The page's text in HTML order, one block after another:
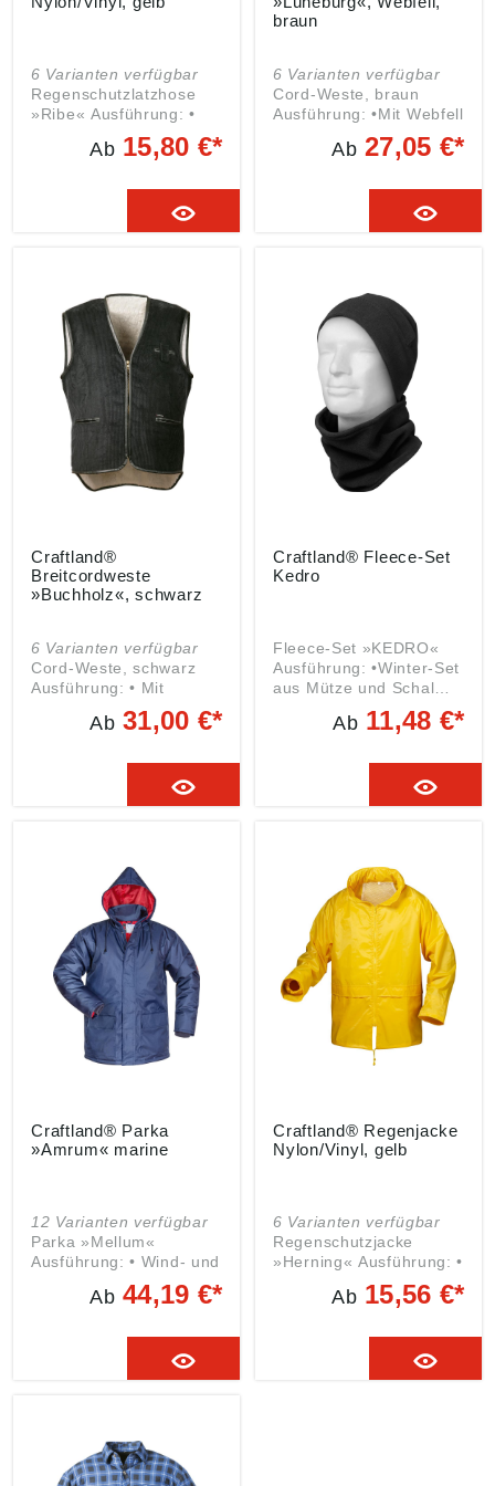
6 Varianten verfügbar
Regenschutzlatzhose
»Ribe« Ausführung: •
Taschen zum
Durchgreifen •
weitenverstellbar
Nylon/VINYL -
Ab 15,80 €*
braun
6 Varianten verfügbar
Cord-Weste, braun
Ausführung: •Mit Webfell
•Nierenschutz •Front-
Außentaschen •Eine
Handytasche Material:
% Polyester Farbe:
Ab27,05 €*
Craftland®
Breitcordweste
»Buchholz«, schwarz
6 Varianten verfügbar
Cord-Weste, schwarz
Ausführung: • Mit
Webfell abgefüttert •
Nierenschutz • Taille mit
Reißverschluss • Eine
Handytasche • Zwei
Außentaschen • Eine
Baumwolle Futter: 100
% Polyester Farbe:
Ab31,00 €*
Craftland® Fleece-Set
Kedro
Fleece-Set »KEDRO«
Ausführung: •Winter-Set
aus Mütze und Schal
•Die Mütze ist leicht und
elastisch •Der Schal ist
Klettverschlüssen
Polyester, Micro-Fleece,
Produktsicherheitsveror
dnung ((EU) 2023/998):
Helmut Feldtmann
GmbH, Zunftstr. 28,
21244
Buchholz/Nordheide,
DE, info@feldtmann.de
Ab 11,48 €*
Craftland® Parka
»Amrum« marine
12 Varianten verfügbar
Parka »Mellum«
Ausführung: • Wind- und
wasserabweisend •
Nähte geschweißt •
Körper und Ärmel •
Wattiertes Futter •
Verdeckter 2-Wege
Kragen • Ärmel mit
Windfang • Saum
weitenverstellbar •
Ab44,19 €*
Craftland® Regenjacke
Nylon/Vinyl, gelb
6 Varianten verfügbar
Regenschutzjacke
»Herning« Ausführung: •
Kapuze im Kragen •
Ärmelsaum mit
Frontreißverschluss •
Ab 15,56 €*